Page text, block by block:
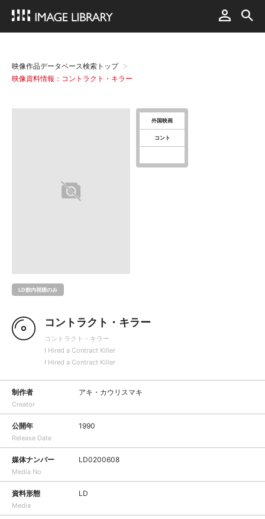
映像作品データベース検索トップ
映像資料情報：コントラクト・キラー
LD館内視聴のみ
外国映画
コント
コントラクト・キラー
コントラクト・キラー
I Hired a Contract Killer
I Hired a Contract Killer
制作者
Creator
アキ・カウリスマキ
公開年
Release Date
1990
媒体ナンバー
Media No
LD0200608
資料形態
Media
LD